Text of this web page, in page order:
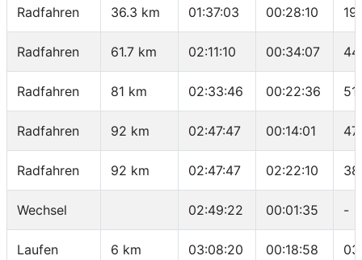
Radfahren 36.3 km 01:37:03 00:28:10
Radfahren 61.7 km 02:11:10 00:34:07
Radfahren 81 km 02:33:46 00:22:36
Radfahren 92 km 02:47:47 00:14:01
Radfahren 92 km 02:47:47 02:22:10
Wechsel 02:49:22 00:01:35 -
Laufen 6 km 03:08:20 00:18:58